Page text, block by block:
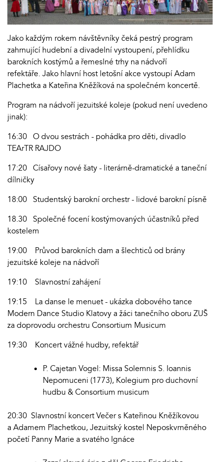
Jako každým rokem návštěvníky čeká pestrý program
zahrnující hudební a divadelní vystoupení, přehlídku
barokních kostýmů a řemeslné trhy na nádvoří
refektáře. Jako hlavní host letošní akce vystoupí Adam
Plachetka a Kateřina Kněžíková na společném koncertě.
Program na nádvoří jezuitské koleje (pokud není uvedeno
jinak):
16:30 O dvou sestrách - pohádka pro děti, divadlo
TEArTR RAJDO
17:20 Císařovy nové šaty - literárně-dramatické a taneční
dílničky
18:00 Studentský barokní orchestr - lidové barokní písně
18.30 Společné focení kostýmovaných účastníků před
kostelem
19:00 Průvod barokních dam a šlechticů od brány
jezuitské koleje na nádvoří
19:10 Slavnostní zahájení
19:15 La danse le menuet - ukázka dobového tance
Modern Dance Studio Klatovy a žáci tanečního oboru ZUŠ
za doprovodu orchestru Consortium Musicum
19:30 Koncert vážné hudby, refektář
P. Cajetan Vogel: Missa Solemnis S. Ioannis
Nepomuceni (1773), Kolegium pro duchovní
hudbu & Consortium musicum
20:30 Slavnostní koncert Večer s Kateřinou Kněžíkovou
a Adamem Plachetkou, Jezuitský kostel Neposkvrněného
početí Panny Marie a svatého Ignáce